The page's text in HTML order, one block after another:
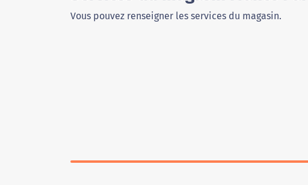
Vous pouvez renseigner les services du magasin.